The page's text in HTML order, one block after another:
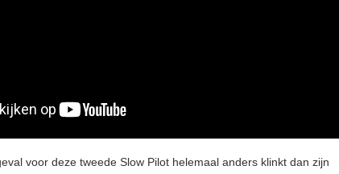
voor deze tweede Slow Pilot helemaal anders klinkt dan zijn